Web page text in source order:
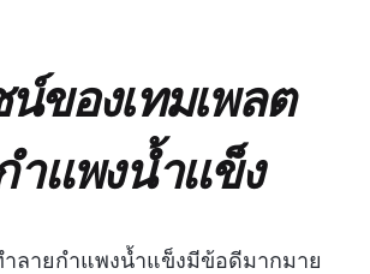
น์ของเทมเพลต
ำแพงน้ำแข็ง
ลายกำแพงน้ำแข็งมีข้อดีมากมาย